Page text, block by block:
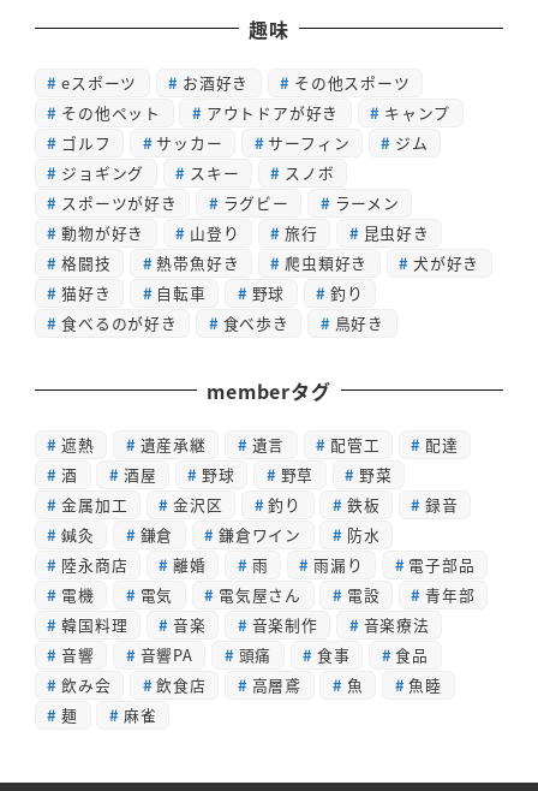
趣味
eスポーツ お酒好き
その他スポーツ
その他ペット
アウトドアが好き
キャンプ
ゴルフ
サッカー サーフィン
ジム
ジョギング
スキー
スノボ
スポーツが好き
ラグビー
ラーメン
動物が好き
山登り 旅行
昆虫好き
格闘技
熱帯魚好き 爬虫類好き
犬が好き
猫好き
自転車 野球
釣り
食べるのが好き
食べ歩き 鳥好き
memberタグ
遮熱 遺産承継 遺言 配管工
配達
酒
酒屋 野球 野草
野菜
金属加工
金沢区 釣り 鉄板
録音
鍼灸
鎌倉 鎌倉ワイン
防水
陸永商店
離婚 雨 雨漏り
電子部品
電機
電気 電気屋さん 電設
青年部
韓国料理
音楽 音楽制作
音楽療法
音響
音響PA 頭痛 食事
食品
飲み会
飲食店 高層鳶 魚
魚睦
麺
麻雀